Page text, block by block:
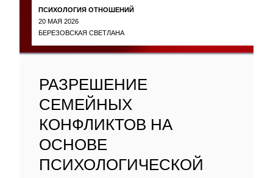
ПСИХОЛОГИЯ ОТНОШЕНИЙ
20 МАЯ 2026
БЕРЕЗОВСКАЯ СВЕТЛАНА
РАЗРЕШЕНИЕ
СЕМЕЙНЫХ
КОНФЛИКТОВ НА
ОСНОВЕ
ПСИХОЛОГИЧЕСКОЙ